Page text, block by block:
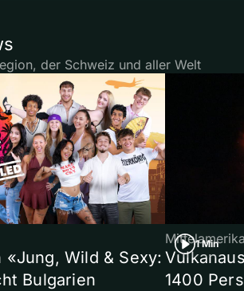
der Schweiz und aller Welt
«Jung, Wild & Sexy:
Bulgarien
1 Min
1400